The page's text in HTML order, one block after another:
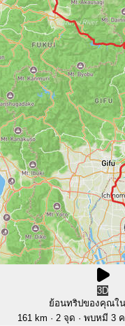
3D
ย้อนทริปของคุณใ
161 km · 2 จุด · พบหมี 3